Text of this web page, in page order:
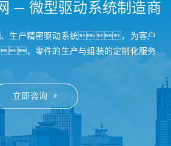
— 微型驱动系统制造商
生产精密驱动系统，为客户
，零件的生产与组装的定制化服务
立即咨询 >